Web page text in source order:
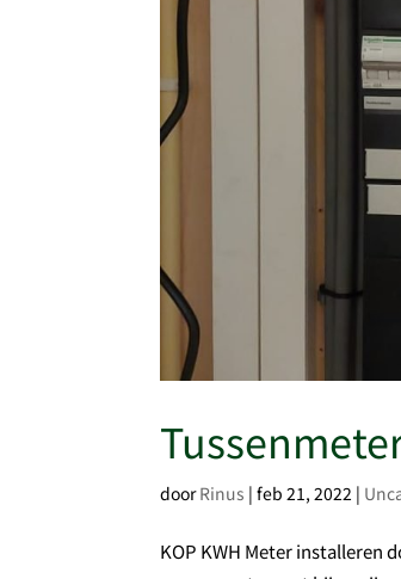
doorRinus |feb 21, 2022 |
KOP KWH Meter installeren